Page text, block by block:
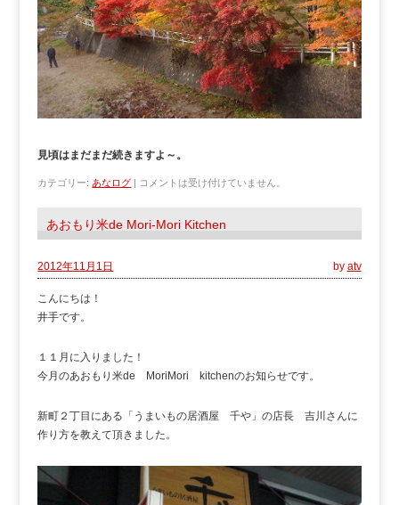
見頃はまだまだ続きますよ～。
カテゴリー: あなログ | コメントは受け付けていません。
あおもり米de Mori-Mori Kitchen
2012年11月1日 by atv
こんにちは！
井手です。
１１月に入りました！
今月のあおもり米de MoriMori kitchenのお知らせです。
新町２丁目にある「うまいもの居酒屋 千や」の店長 吉川さんに
作り方を教えて頂きました。